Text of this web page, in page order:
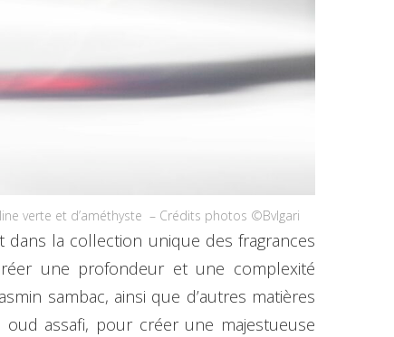
verte et d’améthyste – Crédits photos ©Bvlgari
la collection unique des fragrances
une profondeur et une complexité
sambac, ainsi que d’autres matières
assafi, pour créer une majestueuse